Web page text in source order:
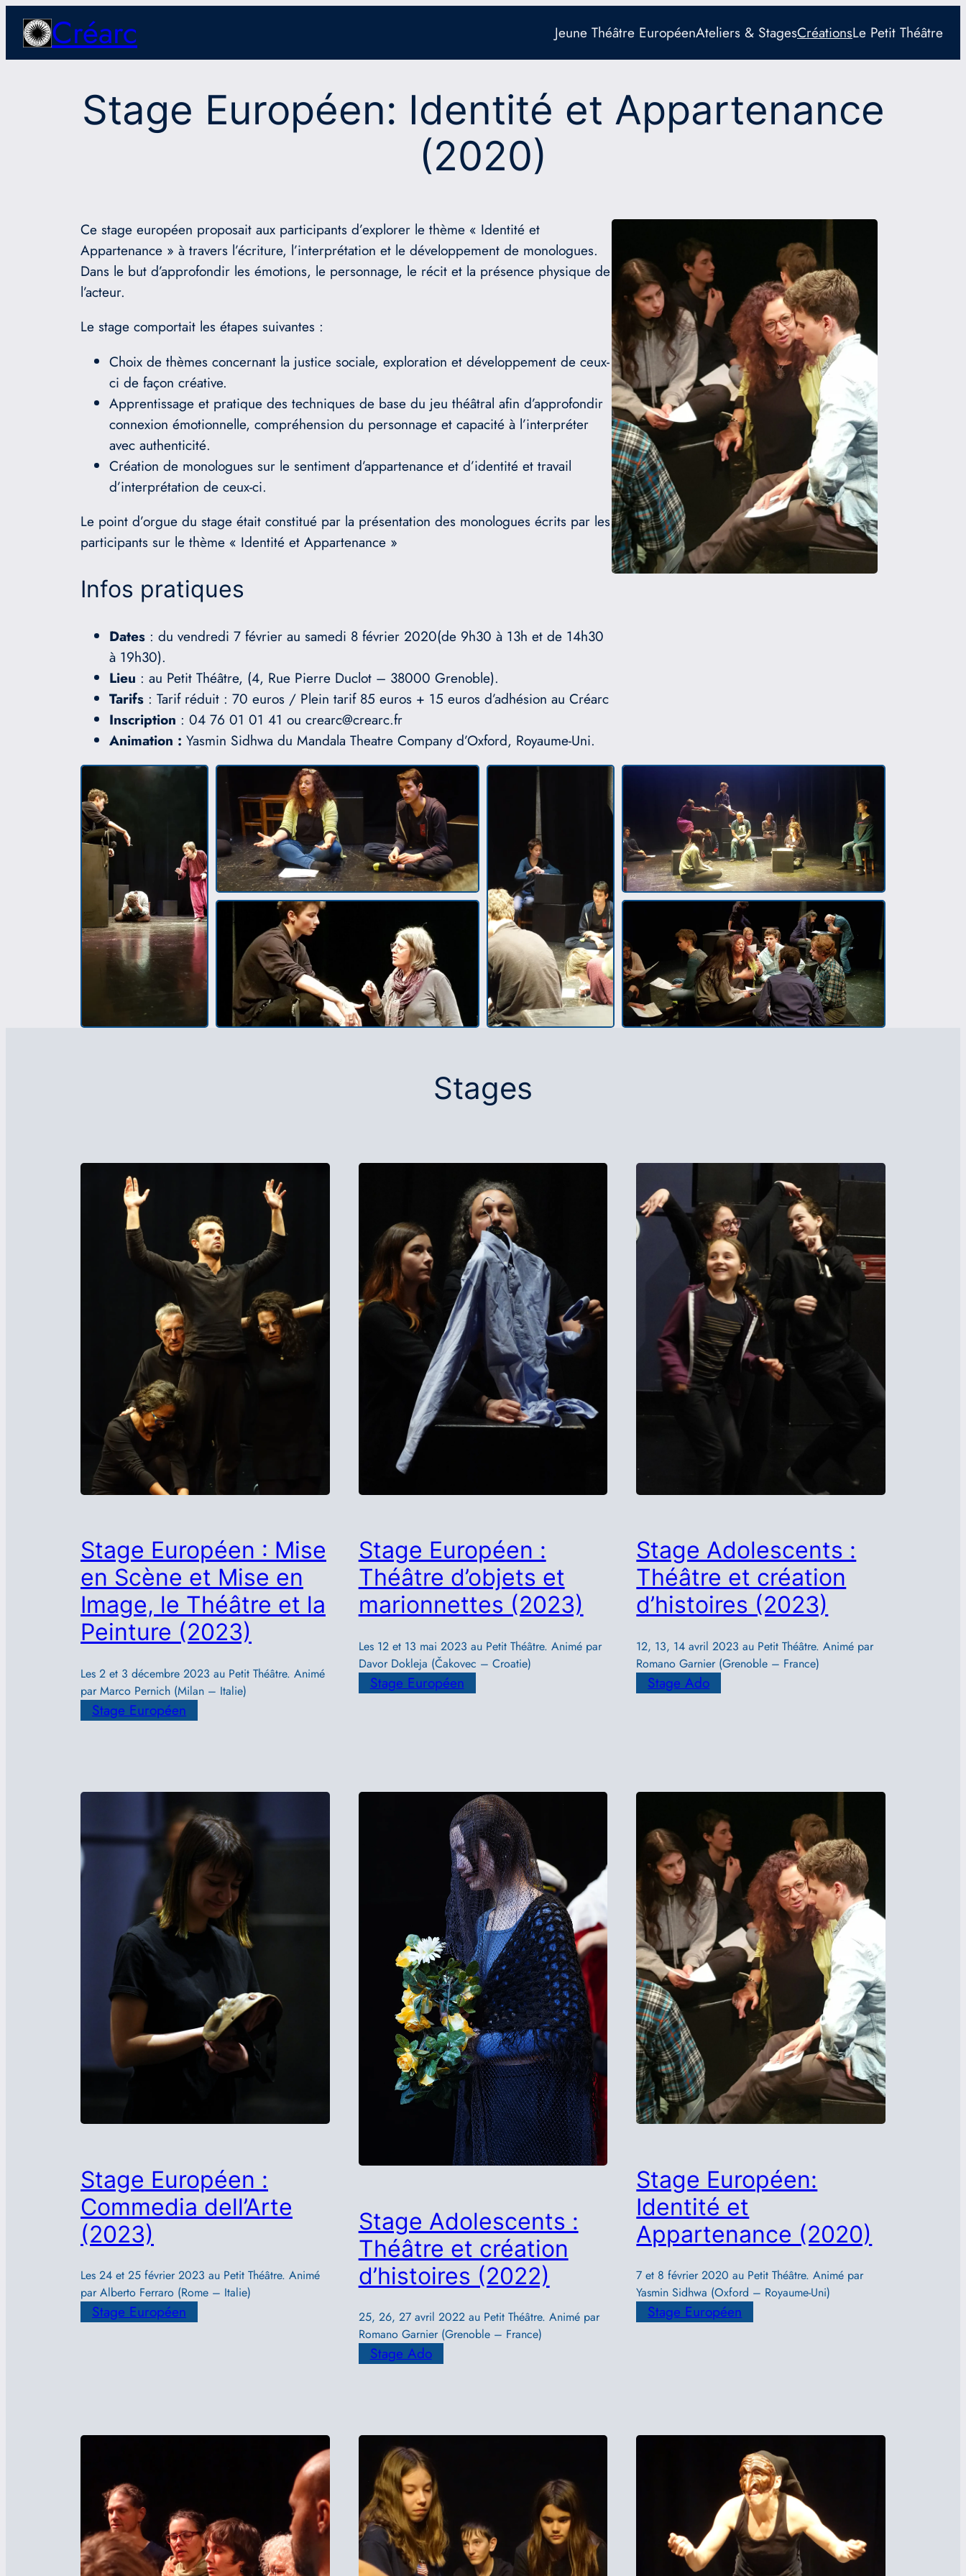
Aller
contenu
Créarc Jeune Théâtre EuropéenAteliers & StagesCréationsLe Petit Théâtre
Stage Européen: Identité et Appartenance
(2020)
Ce stage européen proposait aux participants d’explorer le thème « Identité et
Appartenance » à travers l’écriture, l’interprétation et le développement de monologues.
Dans le but d’approfondir les émotions, le personnage, le récit et la présence physique de
l’acteur.
Le stage comportait les étapes suivantes :
Choix de thèmes concernant la justice sociale, exploration et développement de ceux-
ci de façon créative.
Apprentissage et pratique des techniques de base du jeu théâtral afin d’approfondir
connexion émotionnelle, compréhension du personnage et capacité à l’interpréter
avec authenticité.
Création de monologues sur le sentiment d’appartenance et d’identité et travail
d’interprétation de ceux-ci.
Le point d’orgue du stage était constitué par la présentation des monologues écrits par les
participants sur le thème « Identité et Appartenance »
Infos pratiques
Dates : du vendredi 7 février au samedi 8 février 2020(de 9h30 à 13h et de 14h30
à 19h30).
Lieu : au Petit Théâtre, (4, Rue Pierre Duclot – 38000 Grenoble).
Tarifs : Tarif réduit : 70 euros / Plein tarif 85 euros + 15 euros d’adhésion au Créarc
Inscription : 04 76 01 01 41 ou crearc@crearc.fr
Animation : Yasmin Sidhwa du Mandala Theatre Company d’Oxford, Royaume-Uni.
Stages
Stage Européen : Mise
en Scène et Mise en
Image, le Théâtre et la
Peinture (2023)
Les 2 et 3 décembre 2023 au Petit Théâtre. Animé
par Marco Pernich (Milan – Italie)
Stage Européen
Stage Européen :
Théâtre d’objets et
marionnettes (2023)
Les 12 et 13 mai 2023 au Petit Théâtre. Animé par
Davor Dokleja (Čakovec – Croatie)
Stage Européen
Stage Adolescents :
Théâtre et création
d’histoires (2023)
12, 13, 14 avril 2023 au Petit Théâtre. Animé par
Romano Garnier (Grenoble – France)
Stage Ado
Stage Européen :
Commedia dell’Arte
(2023)
Les 24 et 25 février 2023 au Petit Théâtre. Animé
par Alberto Ferraro (Rome – Italie)
Stage Européen
Stage Adolescents :
Théâtre et création
d’histoires (2022)
25, 26, 27 avril 2022 au Petit Théâtre. Animé par
Romano Garnier (Grenoble – France)
Stage Ado
Stage Européen:
Identité et
Appartenance (2020)
7 et 8 février 2020 au Petit Théâtre. Animé par
Yasmin Sidhwa (Oxford – Royaume-Uni)
Stage Européen